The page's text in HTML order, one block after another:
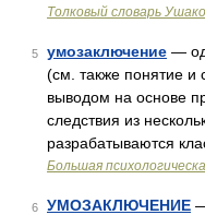
Толковый словарь
5 умозаключение —
(см. также понятие и
выводом на основе
следствия из
разрабатываются
Большая
6 УМОЗАКЛЮЧЕНИЕ